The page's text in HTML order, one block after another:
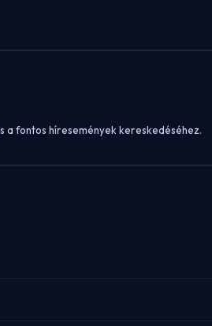
a fontos híresemények kereskedéséhez.